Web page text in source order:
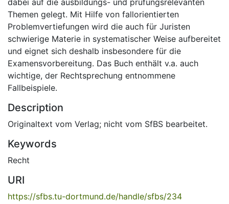
dabei auf die ausbildungs- und prüfungsrelevanten
Themen gelegt. Mit Hilfe von fallorientierten
Problemvertiefungen wird die auch für Juristen
schwierige Materie in systematischer Weise aufbereitet
und eignet sich deshalb insbesondere für die
Examensvorbereitung. Das Buch enthält v.a. auch
wichtige, der Rechtsprechung entnommene
Fallbeispiele.
Description
Originaltext vom Verlag; nicht vom SfBS bearbeitet.
Keywords
Recht
URI
https://sfbs.tu-dortmund.de/handle/sfbs/234